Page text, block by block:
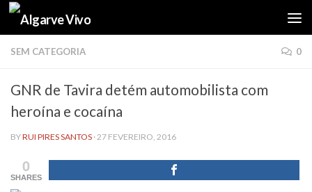
Skip to content
SEM CATEGORIA 0
GNR de Tavira detém automobilista com
heroína e cocaína
BYRUI PIRES SANTOS ·27 FEVEREIRO, 2016
0
SHARES